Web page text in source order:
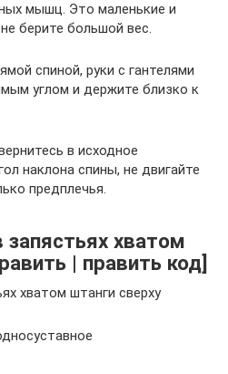
мышц. Это маленькие и
берите большой вес.
спиной, руки с гантелями
углом и держите близко к
в исходное
наклона спины, не двигайте
предплечья.
запястьях хватом
| править код]
хватом штанги сверху